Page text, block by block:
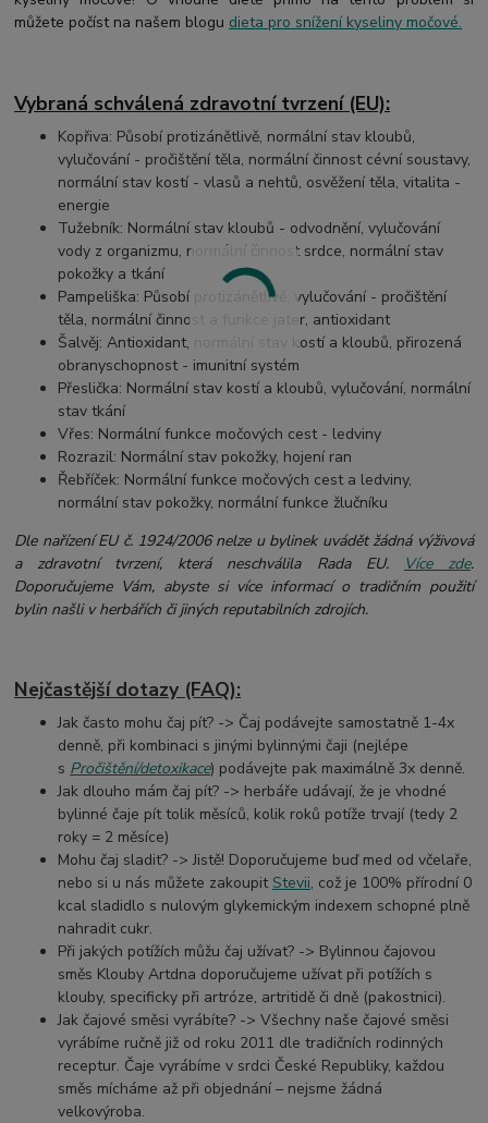
můžete počíst na našem blogu dieta pro snížení kyseliny močové.
Vybraná schválená zdravotní tvrzení (EU):
Kopřiva: Působí protizánětlivě, normální stav kloubů,
vylučování - pročištění těla, normální činnost cévní soustavy,
normální stav kostí - vlasů a nehtů, osvěžení těla, vitalita -
energie
Tužebník: Normální stav kloubů - odvodnění, vylučování
vody z organizmu, normální činnost srdce, normální stav
pokožky a tkání
Pampeliška: Působí protizánětlivě, vylučování - pročištění
těla, normální činnost a funkce jater, antioxidant
Šalvěj: Antioxidant, normální stav kostí a kloubů, přirozená
obranyschopnost - imunitní systém
Přeslička: Normální stav kostí a kloubů, vylučování, normální
stav tkání
Vřes: Normální funkce močových cest - ledviny
Rozrazil: Normální stav pokožky, hojení ran
Řebříček: Normální funkce močových cest a ledviny,
normální stav pokožky, normální funkce žlučníku
Dle nařízení EU č. 1924/2006 nelze u bylinek uvádět žádná výživová
a zdravotní tvrzení, která neschválila Rada EU.
Více zde.
Doporučujeme Vám, abyste si více informací o tradičním použití
bylin našli v herbářích či jiných reputabilních zdrojích.
Nejčastější dotazy (FAQ):
Jak často mohu čaj pít? -> Čaj podávejte samostatně 1-4x
denně, při kombinaci s jinými bylinnými čaji (nejlépe
s Pročištění/detoxikace) podávejte pak maximálně 3x denně.
Jak dlouho mám čaj pít? -> herbáře udávají, že je vhodné
bylinné čaje pít tolik měsíců, kolik roků potíže trvají (tedy 2
roky = 2 měsíce)
Mohu čaj sladit? -> Jistě! Doporučujeme buď med od včelaře,
nebo si u nás můžete zakoupit Stevii, což je 100% přírodní 0
kcal sladidlo s nulovým glykemickým indexem schopné plně
nahradit cukr.
Při jakých potížích můžu čaj užívat? -> Bylinnou čajovou
směs Klouby Artdna doporučujeme užívat při potížích s
klouby, specificky při artróze, artritidě či dně (pakostnici).
Jak čajové směsi vyrábíte? -> Všechny naše čajové směsi
vyrábíme ručně již od roku 2011 dle tradičních rodinných
receptur. Čaje vyrábíme v srdci České Republiky, každou
směs mícháme až při objednání – nejsme žádná
velkovýroba.